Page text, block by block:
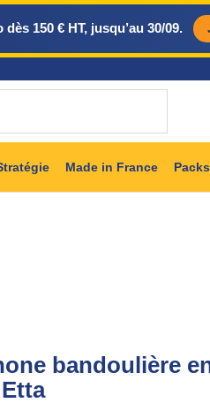
150 € HT, jusqu’au 30/09.
Made in France
bandoulière